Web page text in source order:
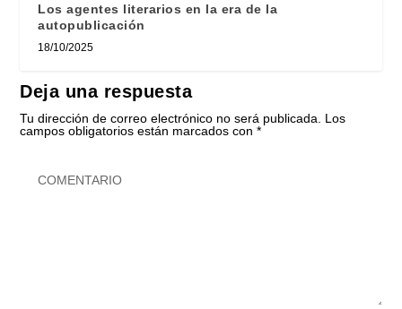
Los agentes literarios en la era de la
autopublicación
18/10/2025
Deja una respuesta
Tu dirección de correo electrónico no será publicada.
Los
campos obligatorios están marcados con*